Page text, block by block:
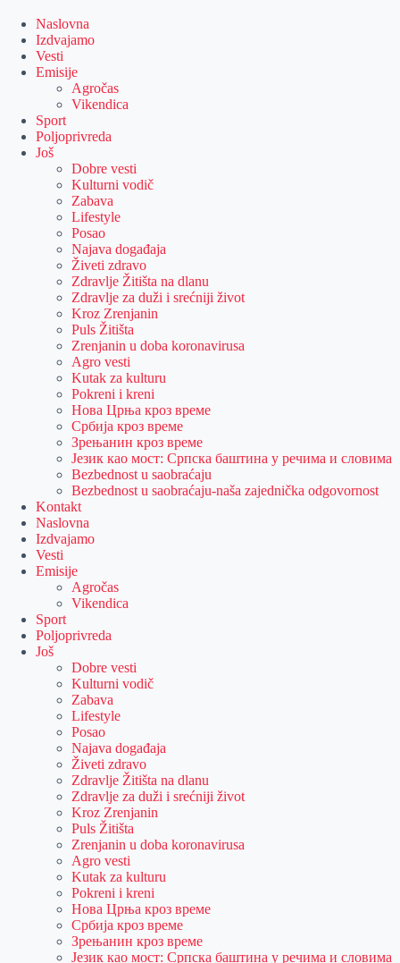
content
Naslovna
Izdvajamo
Vesti
Emisije
Agročas
Vikendica
Sport
Poljoprivreda
Još
Dobre vesti
Kulturni vodič
Zabava
Lifestyle
Posao
Najava događaja
Živeti zdravo
Zdravlje Žitišta na dlanu
Zdravlje za duži i srećniji život
Kroz Zrenjanin
Puls Žitišta
Zrenjanin u doba koronavirusa
Agro vesti
Kutak za kulturu
Pokreni i kreni
Нова Црња кроз време
Србија кроз време
Зрењанин кроз време
Језик као мост: Српска баштина у речима и словима
Bezbednost u saobraćaju
Bezbednost u saobraćaju-naša zajednička odgovornost
Kontakt
Naslovna
Izdvajamo
Vesti
Emisije
Agročas
Vikendica
Sport
Poljoprivreda
Još
Dobre vesti
Kulturni vodič
Zabava
Lifestyle
Posao
Najava događaja
Živeti zdravo
Zdravlje Žitišta na dlanu
Zdravlje za duži i srećniji život
Kroz Zrenjanin
Puls Žitišta
Zrenjanin u doba koronavirusa
Agro vesti
Kutak za kulturu
Pokreni i kreni
Нова Црња кроз време
Србија кроз време
Зрењанин кроз време
Језик као мост: Српска баштина у речима и словима